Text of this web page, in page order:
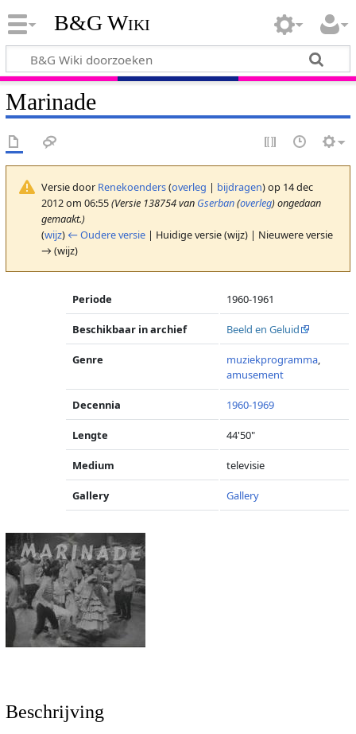
B&G Wiki
Marinade
Versie door Renekoenders(overleg | bijdragen)op 14 dec
2012 om 06:55(Versie 138754 van Gserban(overleg) ongedaan
gemaakt.)
(wijz) ← Oudere versie| Huidige versie (wijz) | Nieuwere versie
→ (wijz)
Periode 1960-1961
Beschikbaar in archief Beeld en Geluid
Genre muziekprogramma,
amusement
Decennia 1960-1969
Lengte 44'50"
Medium televisie
Gallery Gallery
Beschrijving